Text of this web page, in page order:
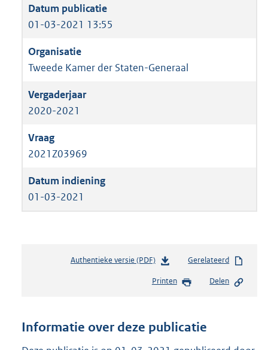
01-03-2021 13:55
Tweede Kamer der Staten-Generaal
2020-2021
2021Z03969
01-03-2021
Authentieke versie (PDF)b
s
n
s
Gerelateerd
Printen Delen
Informatie over deze publicatie